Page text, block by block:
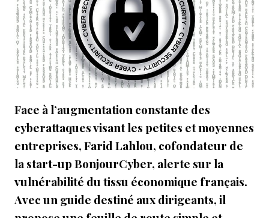
Face à l’augmentation constante des
cyberattaques visant les petites et moyennes
entreprises, Farid Lahlou, cofondateur de
la start-up BonjourCyber, alerte sur la
vulnérabilité du tissu économique français.
Avec un guide destiné aux dirigeants, il